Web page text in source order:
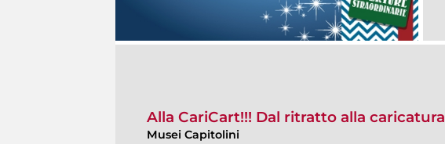
Alla CariCart!!! Dal ritratto alla caricatura
Musei Capitolini